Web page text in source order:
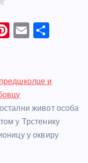
Pi
e
st
E
e
и
живот особа
у Трстенику
у оквиру